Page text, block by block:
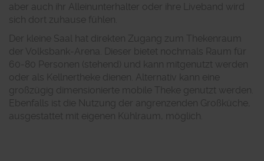
aber auch ihr Alleinunterhalter oder ihre Liveband wird
sich dort zuhause fühlen.
Der kleine Saal hat direkten Zugang zum Thekenraum
der Volksbank-Arena. Dieser bietet nochmals Raum für
60-80 Personen (stehend) und kann mitgenutzt werden
oder als Kellnertheke dienen. Alternativ kann eine
großzügig dimensionierte mobile Theke genutzt werden.
Ebenfalls ist die Nutzung der angrenzenden Großküche,
ausgestattet mit eigenen Kühlraum, möglich.